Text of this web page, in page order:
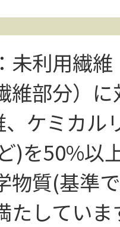
利用繊維
維部分）
、ケミカ
)を50%以
物質(基準
たしていま